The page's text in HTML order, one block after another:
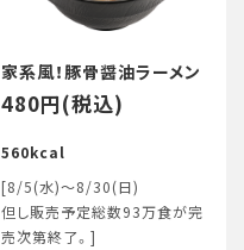
家系風！豚骨醤油ラーメン
480円(税込)
560kcal
[8/5(水)～8/30(日)
但し販売予定総数93万食が完
売次第終了。]